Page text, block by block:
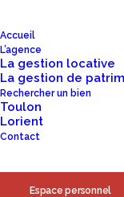
Accueil
L’agence
La gestion locative
La gestion de
Rechercher un bien
Toulon
Lorient
Contact
Espace personnel
Quelque chose